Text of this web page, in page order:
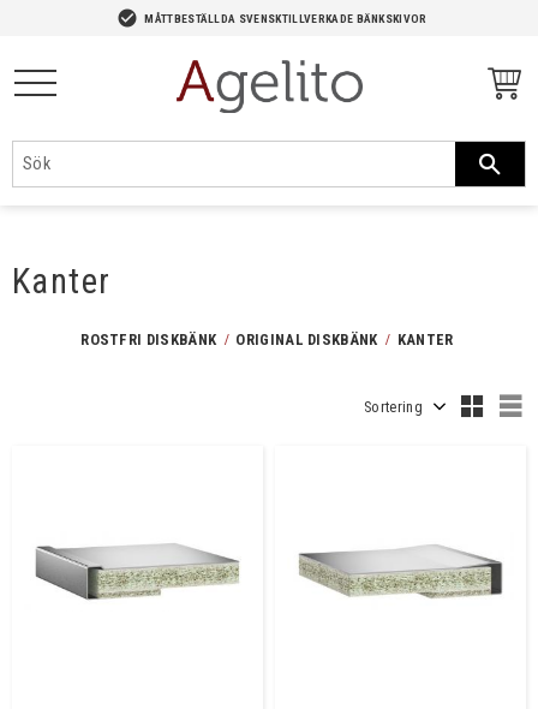
check_circle MÅTTBESTÄLLDA SVENSKTILLVERKADE BÄNKSKIVOR
Kanter
ROSTFRI DISKBÄNK ORIGINAL DISKBÄNK KANTER